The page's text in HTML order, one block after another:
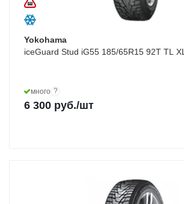
Yokohama
iceGuard Stud iG55 185/65R15 92T TL XL
много ?
6 300 руб./шт